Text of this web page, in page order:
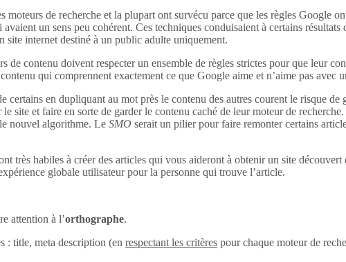
de recherche et la plupart ont survécu parce que les règles Google
un sens peu cohérent. Ces techniques conduisaient à certains résultats
site internet destiné à un public adulte uniquement.
de contenu doivent respecter un ensemble de règles strictes pour que leur
qui comprennent exactement ce que Google aime et n’aime pas avec
en dupliquant au mot près le contenu des autres courent le risque de
site et faire en sorte de garder le contenu caché de leur moteur de
nouvel algorithme. Le SMO serait un pilier pour faire remonter certains
très habiles à créer des articles qui vous aideront à obtenir un site découvert
globale utilisateur pour la personne qui trouve l’article.
attention à l’orthographe.
: title, meta description (en respectant les critères pour chaque moteur de